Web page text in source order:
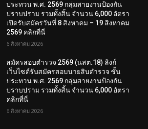
ประทวน พ.ศ. 2569 กลุ่มสายงานป้องกัน
ปราบปราม รวมทั้งสิ้น จำนวน 6,000 อัตรา
เปิดรับสมัครวันที่ 8 สิงหาคม – 19 สิงหาคม
2569 คลิกที่นี่
6 สิงหาคม 2026
สมัครสอบตํารวจ 2569 (นสต.18) ลิงก์
เว็บไซต์รับสมัครสอบนายสิบตำรวจ ชั้น
ประทวน พ.ศ. 2569 กลุ่มสายงานป้องกัน
ปราบปราม รวมทั้งสิ้น จำนวน 6,000 อัตรา
คลิกที่นี่
6 สิงหาคม 2026